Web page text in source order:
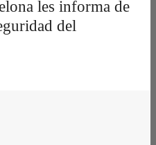
les informa de
del